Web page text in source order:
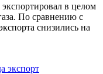
в целом
По сравнению с
снизились на